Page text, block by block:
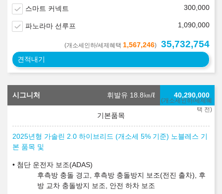
스마트 커넥트 300,000
파노라마 선루프 1,090,000
(개소세인하/세제혜택 1,567,246) 35,732,754
견적내기
시그니처 휘발유 18.8㎞/ℓ
(개소세인하/세제혜
택 전)
40,290,000
2025년형 가솔린 2.0 하이브리드 (개소세 5% 기준) 노블레스 기
본 품목 및
첨단 운전자 보조(ADAS)
후측방 충돌 경고, 후측방 충돌방지 보조(전진 출차), 후
방 교차 충돌방지 보조, 안전 하차 보조